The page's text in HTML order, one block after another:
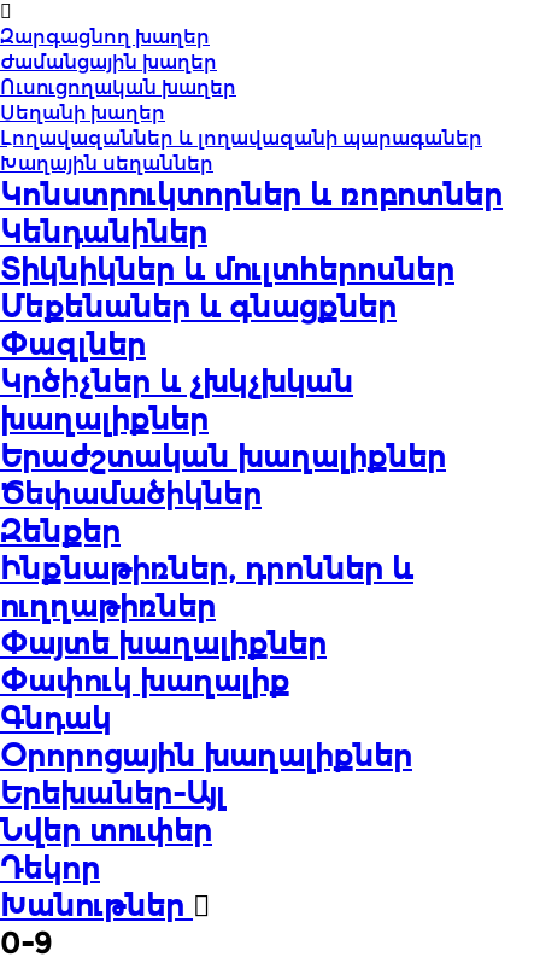
Զարգացնող խաղեր
Ժամանցային խաղեր
Ուսուցողական խաղեր
Սեղանի խաղեր
Լողավազաններ և լողավազանի պարագաներ
Խաղային սեղաններ
Կոնստրուկտորներ և ռոբոտներ
Կենդանիներ
Տիկնիկներ և մուլտհերոսներ
Մեքենաներ և գնացքներ
Փազլներ
Կրծիչներ և չխկչխկան
խաղալիքներ
Երաժշտական խաղալիքներ
Ծեփամածիկներ
Զենքեր
Ինքնաթիռներ, դրոններ և
ուղղաթիռներ
Փայտե խաղալիքներ
Փափուկ խաղալիք
Գնդակ
Օրորոցային խաղալիքներ
Երեխաներ-Այլ
Նվեր տուփեր
Դեկոր
Խանութներ
0-9